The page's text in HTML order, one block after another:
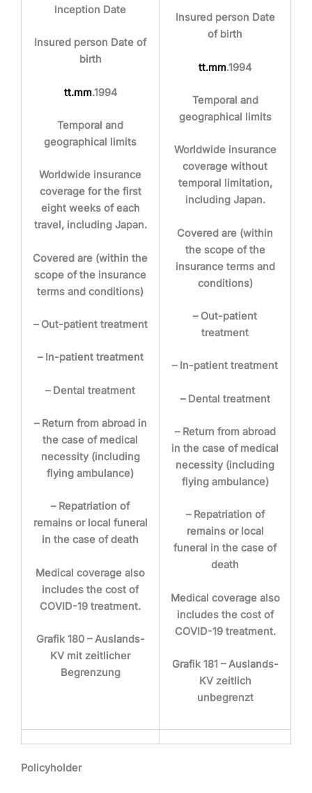
lnception Date
Insured person Date of
birth
tt.mm.1994
Temporal and
geographical limits
Worldwide insurance
coverage for the first
eight weeks of each
travel , including Japan.
Covered are (within the
scope of the insurance
terms and conditions)
– Out-patient treatment
– In-patient treatment
– Dental treatment
– Return from abroad in
the case of medical
necessity (including
flying ambulance)
– Repatriation of
remains or local funeral
in the case of death
Medical coverage also
includes the cost of
COVID-19 treatment.
Grafik 180 – Auslands-
KV mit zeitlicher
Begrenzung
Insured person Date
of birth
tt.mm.1994
Temporal and
geographical limits
Worldwide insurance
coverage without
temporal limitation,
including Japan.
Covered are (within
the scope of the
insurance terms and
conditions)
– Out-patient
treatment
– In-patient treatment
– Dental treatment
– Return from abroad
in the case of medical
necessity (including
flying ambulance)
– Repatriation of
remains or local
funeral in the case of
death
Medical coverage also
includes the cost of
COVID-19 treatment.
Grafik 181 – Auslands-
KV zeitlich
unbegrenzt
Policyholder